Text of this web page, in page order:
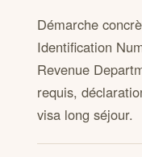
CONTACTS
Démarche
Identification
Revenue
requis,
visa long séjour.